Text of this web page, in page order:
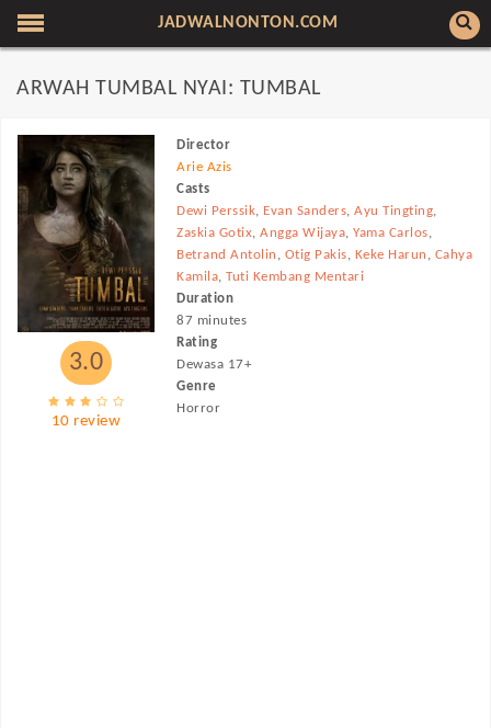
JADWALNONTON.COM
ARWAH TUMBAL NYAI: TUMBAL
3.0
10 review
Director
Arie Azis
Casts
Dewi Perssik, Evan Sanders,Ayu Tingting,
Zaskia Gotix,Angga Wijaya,Yama Carlos,
Betrand Antolin , Otig Pakis, Keke Harun , Cahya
Kamila,Tuti Kembang Mentari
Duration
87 minutes
Rating
Dewasa 17+
Genre
Horror